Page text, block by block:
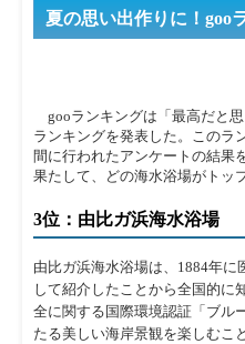
夏の思い出作りに！goo
gooランキングは「最高だと
ランキングを発表した。このラ
間に行われたアンケートの結果
果たして、どの海水浴場がトッ
3位：由比ガ浜海水浴場
由比ガ浜海水浴場は、1884年
して紹介したことから全国的に
全に関する国際環境認証「ブル
たる美しい海岸景観を楽しむこ